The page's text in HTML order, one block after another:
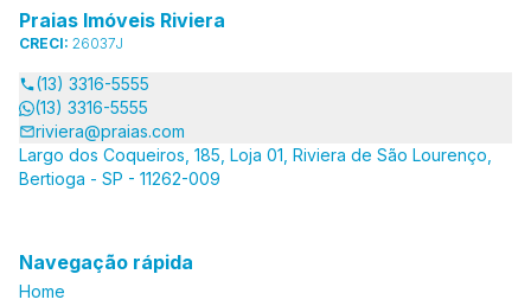
Praias Imóveis Riviera
CRECI: 26037J
(13) 3316-5555
(13) 3316-5555
riviera@praias.com
Largo dos Coqueiros, 185, Loja 01, Riviera de São Lourenço,
Bertioga - SP - 11262-009
Navegação rápida
Home